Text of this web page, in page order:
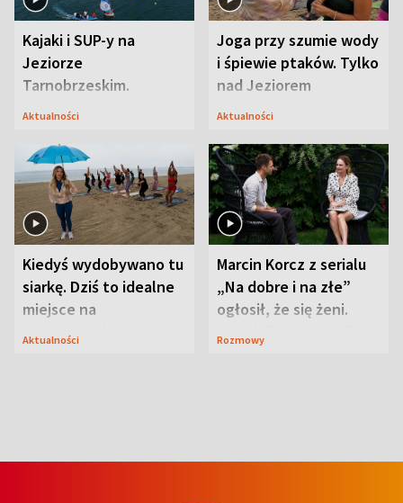
Kajaki i SUP-y na
Jeziorze
Tarnobrzeskim.
Przyrodnicy zwracają
Aktualności
Joga przy szumie wody
i śpiewie ptaków. Tylko
nad Jeziorem
Tarnobrzeskim
Aktualności
Kiedyś wydobywano tu
siarkę. Dziś to idealne
miejsce na
wypoczynek
Aktualności
Marcin Korcz z serialu
„Na dobre i na złe”
ogłosił, że się żeni.
Zdradził, co zmienił
Rozmowy